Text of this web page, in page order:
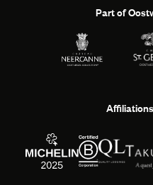
Part of